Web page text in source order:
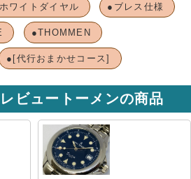
ワイトダイヤル ●ブレス仕様
●THOMMEN
●[代行おまかせコース]
ビュートーメンの商品